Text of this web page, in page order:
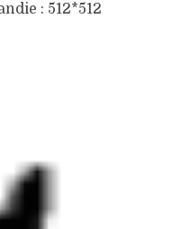
: 512*512